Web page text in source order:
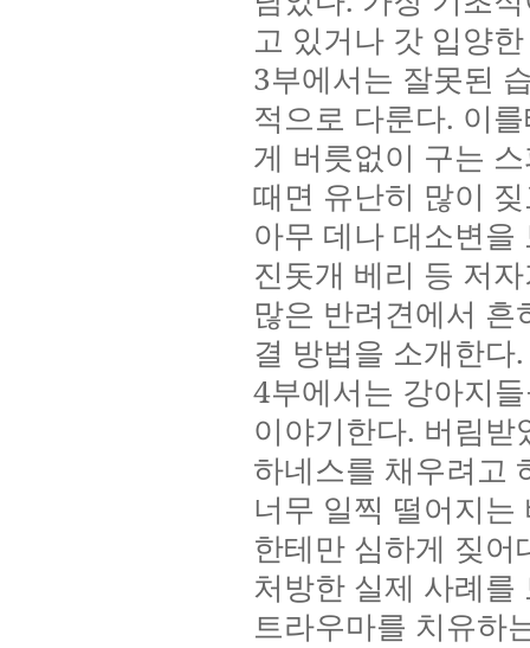
고 있거나 갓 입양
3부에서는 잘못된
적으로 다룬다. 이
게 버릇없이 구는
때면 유난히 많이
아무 데나 대소변을
진돗개 베리 등 저
많은 반려견에서
결 방법을 소개한다.
4부에서는 강아지
이야기한다. 버림받
하네스를 채우려고
너무 일찍 떨어지
한테만 심하게 짖
처방한 실제 사례
트라우마를 치유하